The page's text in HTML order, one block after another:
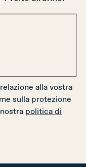
alla vostra
sulla protezione
politica di